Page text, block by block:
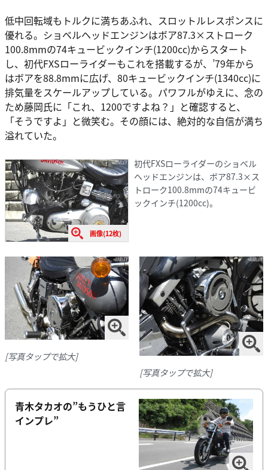
低中回転域もトルクに満ちあふれ、スロットルレスポンスに
優れる。ショベルヘッドエンジンはボア87.3×ストローク
100.8mmの74キュービックインチ(1200cc)からスタート
し、初代FXSローライダーもこれを搭載するが、’79年から
はボアを88.8mmに広げ、80キュービックインチ(1340cc)に
排気量をスケールアップしている。パワフルがゆえに、念の
ため藤岡氏に「これ、1200ですよね？」と確認すると、
「そうですよ」と微笑む。その顔には、絶対的な自信が満ち
溢れていた。
画像(12枚)
初代FXSローライダーのショベル
ヘッドエンジンは、ボア87.3×ス
トローク100.8mmの74キュービ
ックインチ(1200cc)。
[写真タップで拡大]
[写真タップで拡大]
青木タカオの”もうひと言
インプレ”